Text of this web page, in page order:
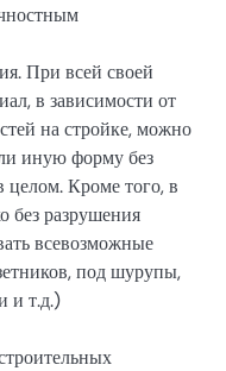
При всей своей
в зависимости от
на стройке, можно
иную форму без
целом. Кроме того, в
без разрушения
всевозможные
под шурупы,
и т.д.)